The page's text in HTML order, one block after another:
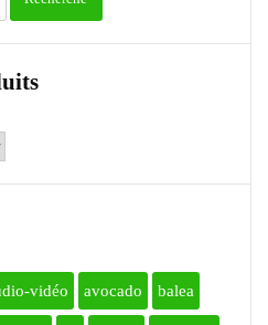
vidéo avocado balea